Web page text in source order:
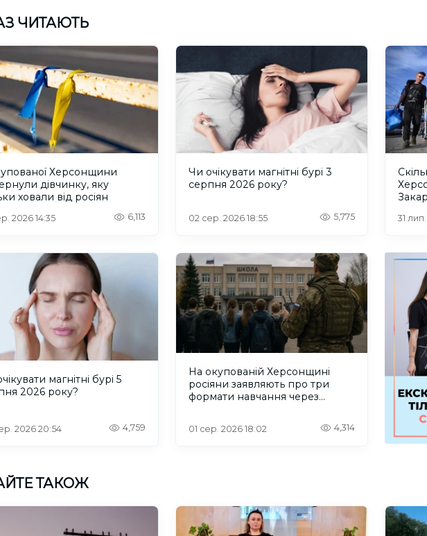
ЧИТАЮТЬ
Херсонщини
дівчинку, яку
ховали від росіян
2026 14:35 6,113
Чи очікувати магнітні бурі 3
серпня 2026 року?
02 сер. 2026 18:55 5,775 31
магнітні бурі 5
2026 року?
2026 20:54 4,759
На окупованій Херсонщині
росіяни заявляють про три
формати навчання через
01 сер. 2026 18:02 4,314
ТАКОЖ